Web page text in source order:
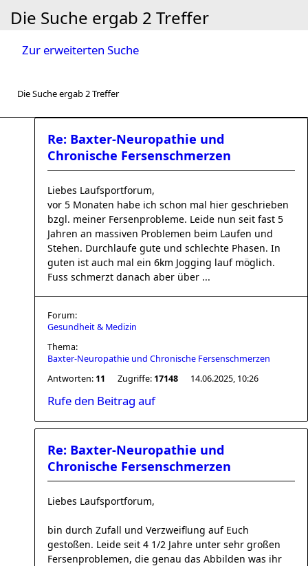
Die Suche ergab 2 Treffer
Zur erweiterten Suche
Die Suche ergab 2 Treffer
Re: Baxter-Neuropathie und
Chronische Fersenschmerzen
Liebes Laufsportforum,
vor 5 Monaten habe ich schon mal hier geschrieben
bzgl. meiner Fersenprobleme. Leide nun seit fast 5
Jahren an massiven Problemen beim Laufen und
Stehen. Durchlaufe gute und schlechte Phasen. In
guten ist auch mal ein 6km Jogging lauf möglich.
Fuss schmerzt danach aber über ...
Forum:
Gesundheit & Medizin
Thema:
Baxter-Neuropathie und Chronische Fersenschmerzen
Antworten: 11 Zugriffe: 17148 14.06.2025, 10:26
Rufe den Beitrag auf
Re: Baxter-Neuropathie und
Chronische Fersenschmerzen
Liebes Laufsportforum,
bin durch Zufall und Verzweiflung auf Euch
gestoßen. Leide seit 4 1/2 Jahre unter sehr großen
Fersenproblemen, die genau das Abbilden was ihr